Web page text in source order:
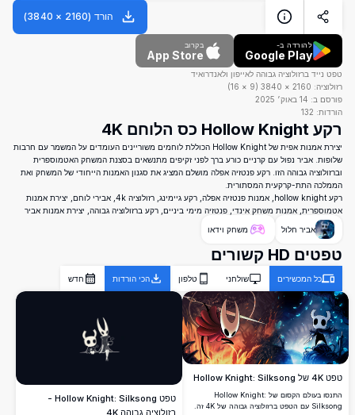
הורד (
2160
×
3840
)
להורדה ב-
Google Play
בקרוב
App Store
טפט נייד ברזולוציה גבוהה לאייפון ולאנדרואיד
רזולוציה: 2160
×
3840
(
9
×
16
)
פורסם ב: 14 באוק׳ 2025
הורדות: 132
רקע Hollow Knight כס הלוחם 4K
יצירת אמנות אפית של Hollow Knight הכוללת לוחמים משוריינים העומדים על המשמר עם חרבות
שלופות. אביר נפול עם קרניים כורע ברך לפני זקיפים מתנשאים בסצנת המשחק האטמוספרית
וברזולוציה גבוהה הזו. רקע פנטזיה אפלה מושלם המציג את סגנון האמנות הייחודי של המשחק ואת
הממלכה התת-קרקעית המסתורית.
רקע hollow knight, אמנות פנטזיה אפלה, רקע גיימינג, רזולוציה 4k, אבירי לוחם, יצירת אמנות
אטמוספרית, אמנות משחק אינדי, פנטזיה מימי ביניים, רקע ברזולוציה גבוהה, יצירת אמנות אביר
אביר חלול
משחק וידאו
טפטים HD קשורים
כל המכשירים שולחני טלפון הכי הורדות חדש
טפט 4K של Hollow Knight: Silksong
התנסו בעולם הקסום של Hollow Knight:
Silksong עם הטפט ברזולוציה גבוהה של 4K זה.
טפט Hollow Knight: Silksong -
רזולוציה גבוהה 4K